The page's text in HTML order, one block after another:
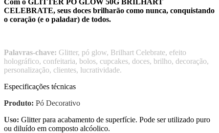
CELEBRATE, seus doces brilharão como nunca, conquistando
o coração (e o paladar) de todos.
Palavras-chave: Glitter, pó glow, Brilhart Celebrate, efeito
holográfico, confeitaria, bolos, cupcakes, doces, brilho, decoração,
personalização, clientes, lucratividade.
Especificações técnicas
Produto: Pó Decorativo
Uso: Glitter para acabamento de superfície. Pode ser utilizado puro
ou diluído em composto alcóolico.